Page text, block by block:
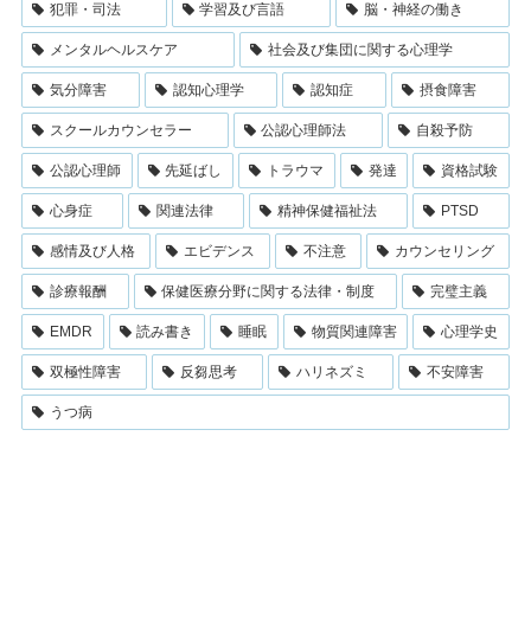
犯罪・司法 学習及び言語 脳・神経の働き
メンタルヘルスケア 社会及び集団に関する心理学
気分障害 認知心理学 認知症 摂食障害
スクールカウンセラー 公認心理師法 自殺予防
公認心理師 先延ばし トラウマ 発達 資格試験
心身症 関連法律 精神保健福祉法 PTSD
感情及び人格 エビデンス 不注意 カウンセリング
診療報酬 保健医療分野に関する法律・制度 完璧主義
EMDR 読み書き 睡眠 物質関連障害 心理学史
双極性障害 反芻思考 ハリネズミ 不安障害
うつ病